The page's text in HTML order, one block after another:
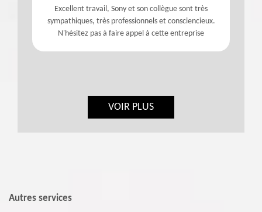
Excellent travail, Sony et son collègue sont très
sympathiques, très professionnels et consciencieux.
N'hésitez pas à faire appel à cette entreprise
VOIR PLUS
Autres services